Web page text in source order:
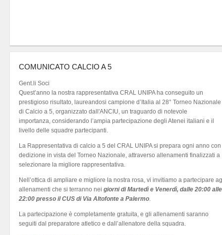
COMUNICATO CALCIO A 5
Gent.li Soci
Quest’anno la nostra rappresentativa CRAL UNIPA ha conseguito un
prestigioso risultato, laureandosi campione d’Italia al 28° Torneo Nazionale
di Calcio a 5, organizzato dall'ANCIU, un traguardo di notevole
importanza, considerando l’ampia partecipazione degli Atenei italiani e il
livello delle squadre partecipanti.
La Rappresentativa di calcio a 5 del CRAL UNIPA si prepara ogni anno con
dedizione in vista del Torneo Nazionale, attraverso allenamenti finalizzati a
selezionare la migliore rappresentativa.
Nell’ottica di ampliare e migliore la nostra rosa, vi invitiamo a partecipare
allenamenti che si terranno nei giorni di Martedì e Venerdì, dalle 20:00 alle
22:00 presso il CUS di Via Altofonte a Palermo.
La partecipazione è completamente gratuita, e gli allenamenti saranno
seguiti dal preparatore atletico e dall’allenatore della squadra.